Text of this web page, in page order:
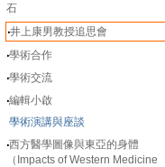
石
‧井上康男教授追思會
‧學術合作
‧學術交流
‧編輯小啟
學術演講與座談
‧西方醫學圖像與東亞的身體
（Impacts of Western Medicine